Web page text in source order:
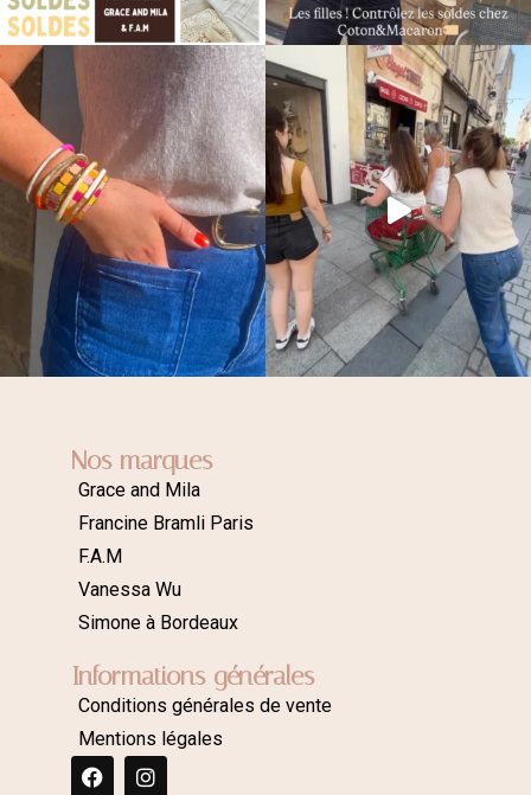
Nos marques
Grace and Mila
Francine Bramli Paris
F.A.M
Vanessa Wu
Simone à Bordeaux
Informations générales
Conditions générales de vente
Mentions légales